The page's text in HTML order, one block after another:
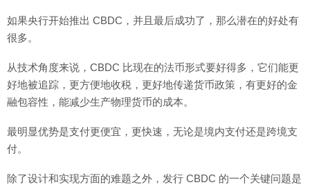
如果央行开始推出 CBDC，并且最后成功了，那么潜在的好处有
很多。
从技术角度来说，CBDC 比现在的法币形式要好得多，它们能更
好地被追踪，更方便地收税，更好地传递货币政策，有更好的金
融包容性，能减少生产物理货币的成本。
最明显优势是支付更便宜，更快速，无论是境内支付还是跨境支
付。
除了设计和实现方面的难题之外，发行 CBDC 的一个关键问题是